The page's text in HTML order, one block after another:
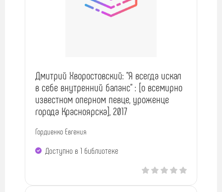
Дмитрий Хворостовский: "Я всегда искал
в себе внутренний баланс" : [о всемирно
известном оперном певце, уроженце
города Красноярска], 2017
Гордиенко Евгения
Доступно в 1 библиотекe